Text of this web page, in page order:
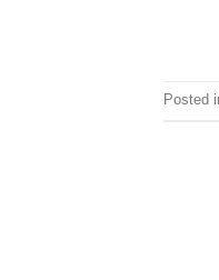
Posted